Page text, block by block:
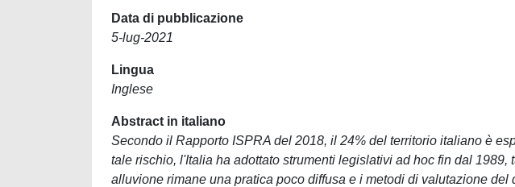
Data di pubblicazione
5-lug-2021
Lingua
Inglese
Abstract in italiano
Secondo il Rapporto ISPRA del 2018, il 24% del territorio italiano è
tale rischio, l'Italia ha adottato strumenti legislativi ad hoc fin dal 1989,
alluvione rimane una pratica poco diffusa e i metodi di valutazione